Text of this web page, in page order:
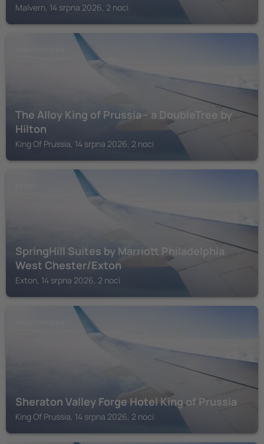
Malvern, 14 srpna 2026, 2 noci
The Alloy King of Prussia - a DoubleTree by
Hilton
King Of Prussia, 14 srpna 2026, 2 noci
SpringHill Suites by Marriott Philadelphia
West Chester/Exton
Exton, 14 srpna 2026, 2 noci
Sheraton Valley Forge Hotel King of Prussia
King Of Prussia, 14 srpna 2026, 2 noci